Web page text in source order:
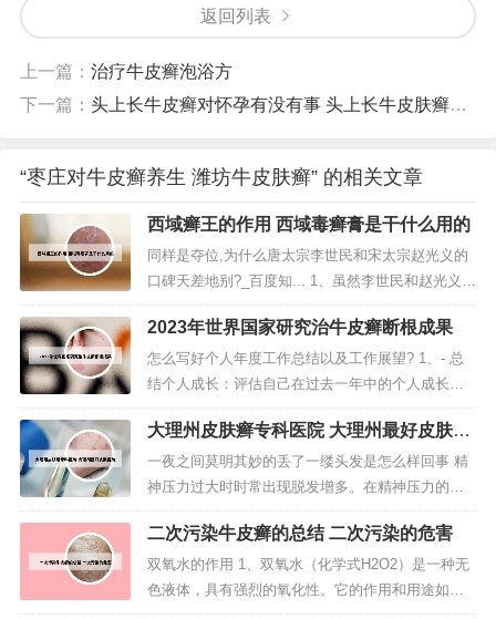
返回列表
上一篇： 治疗牛皮癣泡浴方
下一篇： 头上长牛皮癣对怀孕有没有事 头上长牛皮肤癣的危害
“枣庄对牛皮癣养生 潍坊牛皮肤癣” 的相关文章
西域癣王的作用 西域毒癣膏是干什么用的
同样是夺位,为什么唐太宗李世民和宋太宗赵光义的
口碑天差地别?_百度知... 1、虽然李世民和赵光义的
皇位来路不正，但是他们称帝之后的表现迥然不
同。自然也得到了人们不同的评价，李世民作为历
史上最优秀的帝王之一，他的政治功绩已经掩盖了
政治生涯当中所有的污点，人们看到了李世民正义
的一面。2、因为李世民夺位...
2023年世界国家研究治牛皮癣断根成果
怎么写好个人年度工作总结以及工作展望? 1、- 总
结个人成长：评估自己在过去一年中的个人成长和
学习经验，包括技能提升、专业知识积累等方面。-
总结团队合作：强调与团队合作的成果和经验，包
括与同事合作的项目、团队协作能力等。 工作展
望：- 设定新的目标：根据公司或部门的发展目标，
设定新的年度工作目标，...
大理州皮肤癣专科医院 大理州最好皮肤医
院
一夜之间莫明其妙的丢了一缕头发是怎么样回事 精
神压力过大时时常出现脱发增多。在精神压力的作
用下，人体立毛肌收缩、头发直立，植物神经或中
枢神经机能发生徐乱，毛囊毛乳头发生大改变和营
养不良，从而导致毛发发毛生长功能抑制，毛发进
入休止期而出现脱发。脱发原因多种多样；例如精
神性压力会导致的内分泌失调；长时间...
二次污染牛皮癣的总结 二次污染的危害
双氧水的作用 1、双氧水（化学式H2O2）是一种无
色液体，具有强烈的氧化性。它的作用和用途如
下： 漂白剂：双氧水可以漂白衣物、纸张、毛巾、